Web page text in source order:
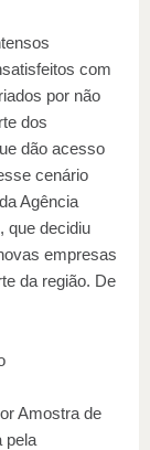
com
por não
dos
dão acesso
cenário
Agência
que decidiu
empresas
da região. De
Amostra de
pela